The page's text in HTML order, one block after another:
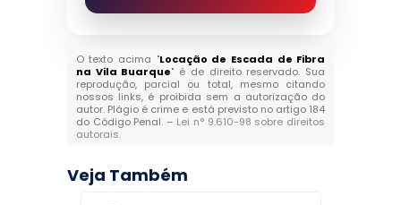
O texto acima "Locação de Escada de Fibra
na Vila Buarque" é de direito reservado. Sua
reprodução, parcial ou total, mesmo citando
nossos links, é proibida sem a autorização do
autor. Plágio é crime e está previsto no artigo 184
do Código Penal. – Lei n° 9.610-98 sobre direitos
autorais.
Veja Também